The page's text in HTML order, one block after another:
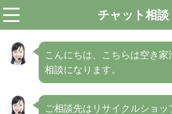
チャット相談
こんにちは、こちらは空き家
相談になります。
ご相談先はリサイクルショ